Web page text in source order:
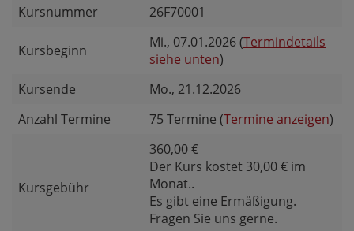
Kursnummer 26F70001
Kursbeginn Mi., 07.01.2026 (Termindetails
siehe unten)
Kursende
Mo., 21.12.2026
Anzahl Termine
75 Termine (Termine anzeigen)
Kursgebühr
360,00 €
Der Kurs kostet 30,00 € im
Monat..
Es gibt eine Ermäßigung.
Fragen Sie uns gerne.